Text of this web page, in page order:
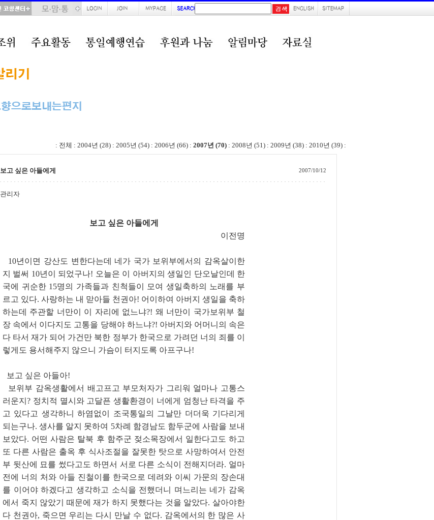
: 전체 : 2004년 (28) : 2005년 (54) : 2006년 (66) : 2007년 (70) : 2008년 (51) : 2009년 (38) : 2010년 (39) :
보고 싶은 아들에게 2007/10/12
관리자
보고 싶은 아들에게
이전명
10년이면 강산도 변한다는데 네가 국가 보위부에서의 감옥살이한
지 벌써 10년이 되었구나! 오늘은 이 아버지의 생일인 단오날인데 한
국에 귀순한 15명의 가족들과 친척들이 모여 생일축하의 노래를 부
르고 있다. 사랑하는 내 맏아들 천권아! 어이하여 아버지 생일을 축하
하는데 주관할 너만이 이 자리에 없느냐?! 왜 너만이 국가보위부 철
장 속에서 이다지도 고통을 당해야 하느냐?! 아버지와 어머니의 속은
다 타서 재가 되어 가건만 북한 정부가 한국으로 가려던 너의 죄를 이
렇게도 용서해주지 않으니 가슴이 터지도록 아프구나!
보고 싶은 아들아!
보위부 감옥생활에서 배고프고 부모처자가 그리워 얼마나 고통스
러운지? 정치적 멸시와 고달픈 생활환경이 너에게 엄청난 타격을 주
고 있다고 생각하니 하염없이 조국통일의 그날만 더더욱 기다리게
되는구나. 생사를 알지 못하여 5차례 함경남도 함두군에 사람을 보내
보았다. 어떤 사람은 탈북 후 함주군 젖소목장에서 일한다고도 하고
또 다른 사람은 출옥 후 식사조절을 잘못한 탓으로 사망하여서 안전
부 뒷산에 묘를 썼다고도 하면서 서로 다른 소식이 전해지더라. 얼마
전에 너의 처와 아들 진철이를 한국으로 데려와 이씨 가문의 장손대
를 이어야 하겠다고 생각하고 소식을 전했더니 며느리는 네가 감옥
에서 죽지 않았기 때문에 재가 하지 못했다는 것을 알았다. 살아야한
다 천권아, 죽으면 우리는 다시 만날 수 없다. 감옥에서의 한 많은 사